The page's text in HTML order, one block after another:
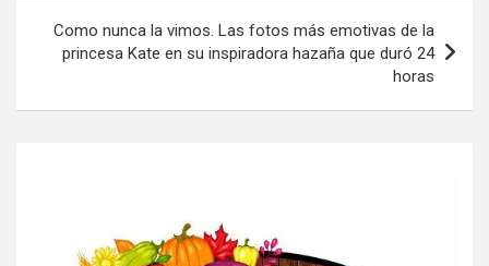
Como nunca la vimos. Las fotos más emotivas de la
princesa Kate en su inspiradora hazaña que duró 24
horas